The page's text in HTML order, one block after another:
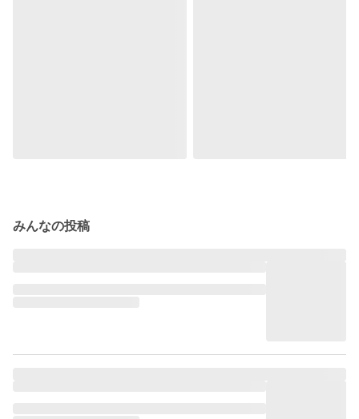
みんなの投稿